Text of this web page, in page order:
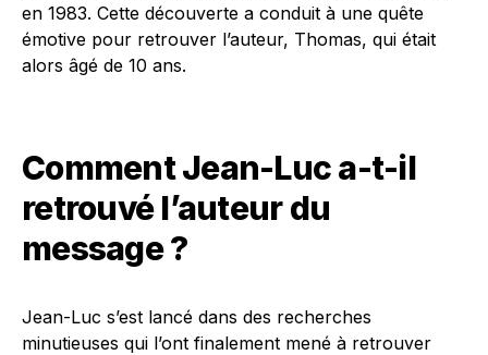
en 1983. Cette découverte a conduit à une quête
émotive pour retrouver l’auteur, Thomas, qui était
alors âgé de 10 ans.
Comment Jean-Luc a-t-il
retrouvé l’auteur du
message ?
Jean-Luc s’est lancé dans des recherches
minutieuses qui l’ont finalement mené à retrouver